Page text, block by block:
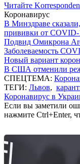
Читайте
Коронавирус
В Минздраве
прививки от COVID-
Подвид Омикрона
Заболеваемость
Новый вариант
В США отменили
СПЕЦТЕМА:
ТЕГИ: Львов,
Коронавирус в
Если вы заметили
нажмите Ctrl+Enter,